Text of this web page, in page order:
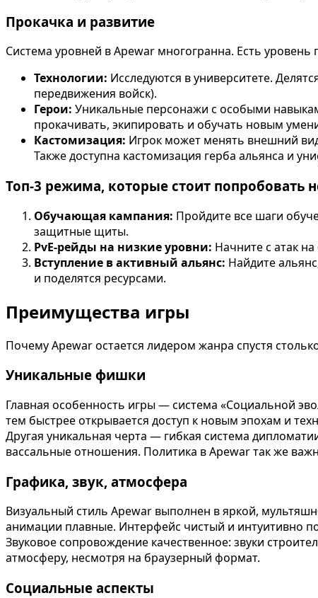
Прокачка и развитие
Система уровней в Apewar многогранна. Есть
Технологии: Исследуются в университете.
передвижения войск).
Герои: Уникальные персонажи с особыми
прокачивать, экипировать и обучать новым
Кастомизация: Игрок может менять внешний
Также доступна кастомизация герба альянса и
Топ-3 режима, которые стоит попробовать
Обучающая кампания: Пройдите все шаги
защитные щиты.
PvE-рейды на низкие уровни: Начните с атак
Вступление в активный альянс: Найдите
и поделятся ресурсами.
Преимущества игры
Почему Apewar остается лидером жанра спустя
Уникальные фишки
Главная особенность игры — система «Социальной
тем быстрее открывается доступ к новым эпохам и
Другая уникальная черта — гибкая система
вассальные отношения. Политика в Apewar так же
Графика, звук, атмосфера
Визуальный стиль Apewar выполнен в яркой,
анимации плавные. Интерфейс чистый и интуитивно
Звуковое сопровождение качественное: звуки
атмосферу, несмотря на браузерный формат.
Социальные аспекты